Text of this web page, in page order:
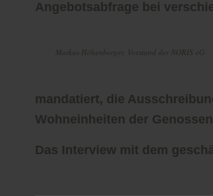
Angebotsabfrage bei
Markus Höhenberger, Vorstand der NORIS eG
mandatiert, die
Wohneinheiten der
Das Interview mit dem